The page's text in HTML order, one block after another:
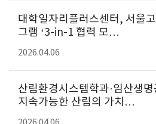
대학일자리플러스센터, 서울
그램 ‘3-in-1 협력 모…
2026.04.06
산림환경시스템학과·임산생
지속가능한 산림의 가치…